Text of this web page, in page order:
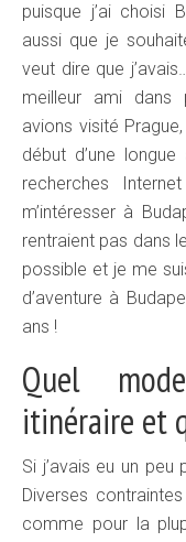
puisque j’ai choisi
aussi que je
veut dire que
meilleur ami dans
avions visité
début d’une
recherches
m’intéresser à
rentraient pas dans
possible et je me
d’aventure à
ans !
Quel
itinéraire et
Si j’avais eu un
Diverses
comme pour la